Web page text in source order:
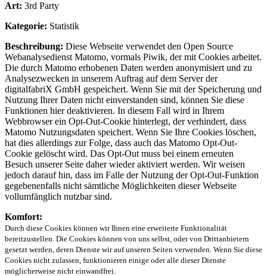
Art: 3rd Party
Kategorie: Statistik
Beschreibung: Diese Webseite verwendet den Open Source
Webanalysedienst Matomo, vormals Piwik, der mit Cookies arbeitet.
Die durch Matomo erhobenen Daten werden anonymisiert und zu
Analysezwecken in unserem Auftrag auf dem Server der
digitalfabriX GmbH gespeichert. Wenn Sie mit der Speicherung und
Nutzung Ihrer Daten nicht einverstanden sind, können Sie diese
Funktionen hier deaktivieren. In diesem Fall wird in Ihrem
Webbrowser ein Opt-Out-Cookie hinterlegt, der verhindert, dass
Matomo Nutzungsdaten speichert. Wenn Sie Ihre Cookies löschen,
hat dies allerdings zur Folge, dass auch das Matomo Opt-Out-
Cookie gelöscht wird. Das Opt-Out muss bei einem erneuten
Besuch unserer Seite daher wieder aktiviert werden. Wir weisen
jedoch darauf hin, dass im Falle der Nutzung der Opt-Out-Funktion
gegebenenfalls nicht sämtliche Möglichkeiten dieser Webseite
vollumfänglich nutzbar sind.
Komfort:
Durch diese Cookies können wir Ihnen eine erweiterte Funktionalität
bereitzustellen. Die Cookies können von uns selbst, oder von Drittanbietern
gesetzt werden, deren Dienste wir auf unseren Seiten verwenden. Wenn Sie diese
Cookies nicht zulassen, funktionieren einige oder alle dieser Dienste
möglicherweise nicht einwandfrei.